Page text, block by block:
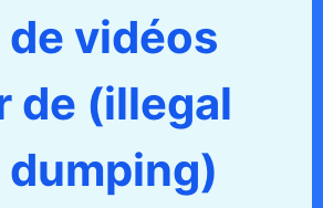
vidéos
de (illegal